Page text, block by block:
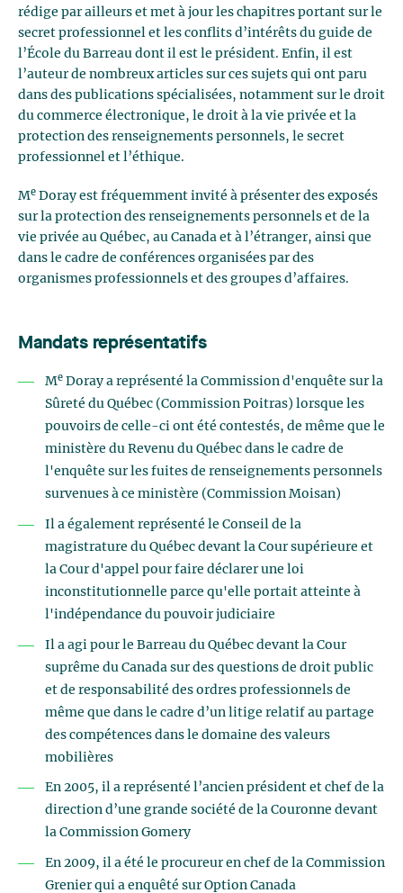
rédige par ailleurs et met à jour les chapitres portant sur le
secret professionnel et les conflits d’intérêts du guide de
l’École du Barreau dont il est le président. Enfin, il est
l’auteur de nombreux articles sur ces sujets qui ont paru
dans des publications spécialisées, notamment sur le droit
du commerce électronique, le droit à la vie privée et la
protection des renseignements personnels, le secret
professionnel et l’éthique.
Me Doray est fréquemment invité à présenter des exposés
sur la protection des renseignements personnels et de la
vie privée au Québec, au Canada et à l’étranger, ainsi que
dans le cadre de conférences organisées par des
organismes professionnels et des groupes d’affaires.
Mandats représentatifs
Me Doray a représenté la Commission d'enquête sur la
Sûreté du Québec (Commission Poitras) lorsque les
pouvoirs de celle-ci ont été contestés, de même que le
ministère du Revenu du Québec dans le cadre de
l'enquête sur les fuites de renseignements personnels
survenues à ce ministère (Commission Moisan)
Il a également représenté le Conseil de la
magistrature du Québec devant la Cour supérieure et
la Cour d'appel pour faire déclarer une loi
inconstitutionnelle parce qu'elle portait atteinte à
l'indépendance du pouvoir judiciaire
Il a agi pour le Barreau du Québec devant la Cour
suprême du Canada sur des questions de droit public
et de responsabilité des ordres professionnels de
même que dans le cadre d’un litige relatif au partage
des compétences dans le domaine des valeurs
mobilières
En 2005, il a représenté l’ancien président et chef de la
direction d’une grande société de la Couronne devant
la Commission Gomery
En 2009, il a été le procureur en chef de la Commission
Grenier qui a enquêté sur Option Canada